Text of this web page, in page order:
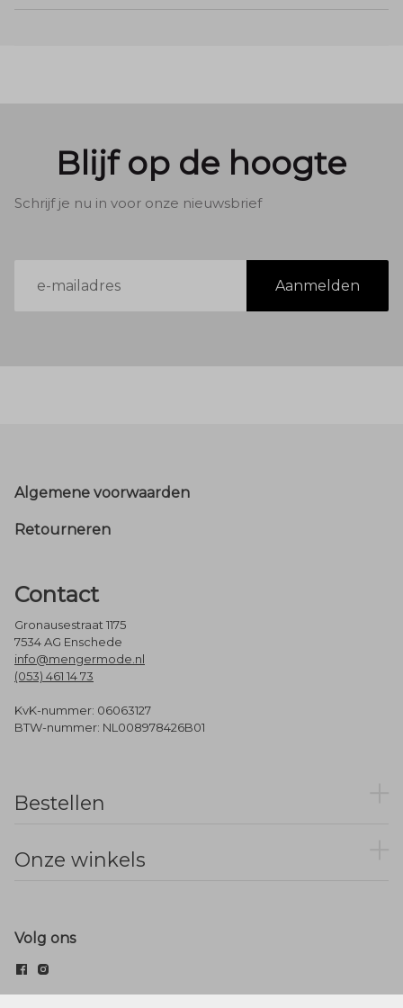
Blijf op de hoogte
Schrijf je nu in voor onze nieuwsbrief
mailadres
Aanmelden
Footer
Algemene voorwaarden
Retourneren
Contact
Gronausestraat 1175
7534 AG Enschede
info@mengermode.nl
(053) 461 14 73
KvK-nummer: 06063127
BTW-nummer: NL008978426B01
Bestellen
Onze winkels
Volg ons